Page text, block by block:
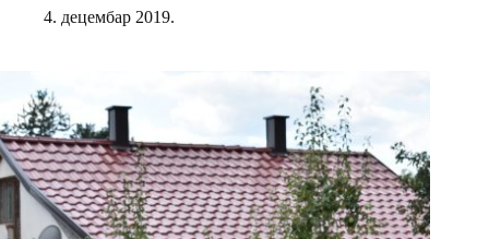
4. децембар 2019.